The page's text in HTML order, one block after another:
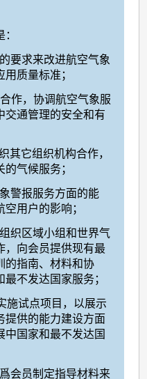
要求来改进航空气象
质量标准；
合作，协调航空气象服
交通管理的安全和有
其它组织机构合作，
气候服务；
警报服务方面的能
用户的影响；
织区域小组和世界气
，向会员提供现有最
的指南、材料和协
不发达国家服务；
施试点项目，以展示
提供的能力建设方面
中国家和最不发达国
会员制定指导材料来